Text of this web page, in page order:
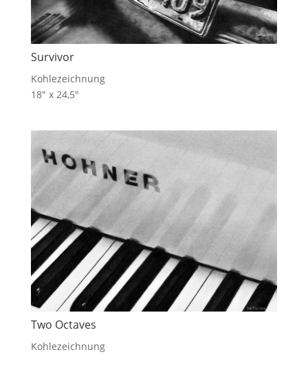
Survivor
Kohlezeichnung
18″ x 24,5″
Two Octaves
Kohlezeichnung